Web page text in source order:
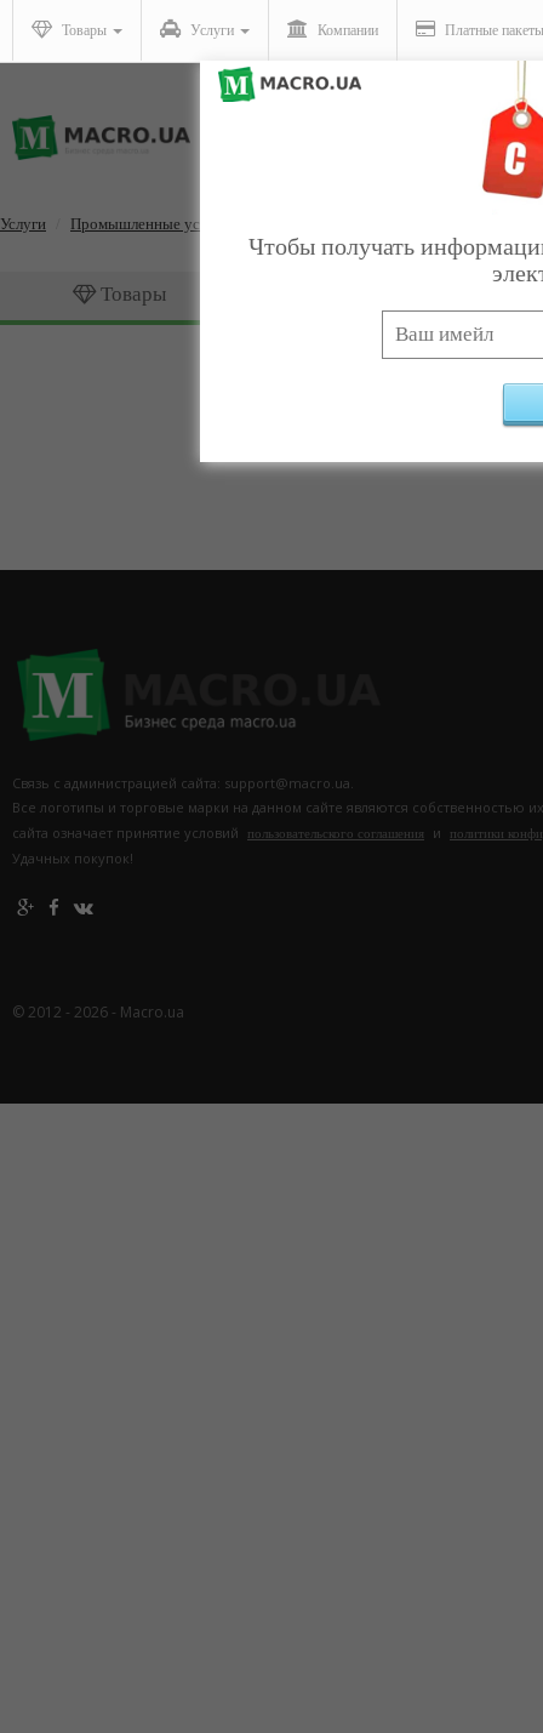
Товары Услуги Компании Платные пакеты
Услуги Промышленные услуги
Товары
Услуги
Связь с администрацией сайта: support@macro.ua.
Все логотипы и торговые марки на данном сайте являются собственностью
сайта означает принятие условий
пользовательского соглашения и политики
Удачных покупок!
© 2012 - 2026 - Macro.ua
Чтобы получать